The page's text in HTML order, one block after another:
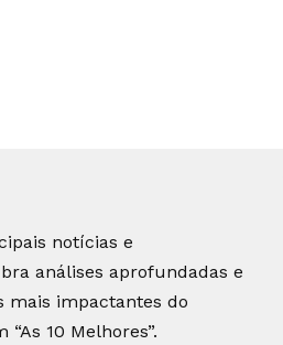
notícias e
análises aprofundadas e
mais impactantes do
10 Melhores”.